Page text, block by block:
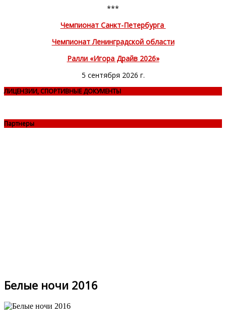
***
Чемпионат Санкт-Петербурга
Чемпионат Ленинградской области
Ралли «Игора Драйв 2026»
5 сентября 2026 г.
ЛИЦЕНЗИИ, СПОРТИВНЫЕ ДОКУМЕНТЫ
Партнеры
Белые ночи 2016